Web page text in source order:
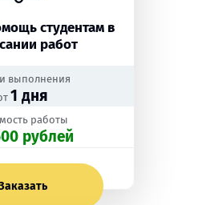
студентам в
работ
выполнения
1 дня
работы
рублей